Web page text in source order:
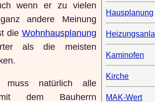
wenn er zu vielen
andere Meinung
die Wohnhausplanung
als die meisten
muss natürlich alle
dem Bauherrn
Hausplanung
Kaminofen
Kirche
MAK-Wert